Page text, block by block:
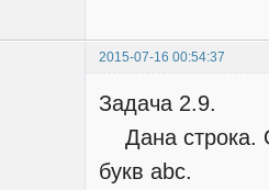
2015-07-16 00:54:37
Задача 2.9.
Дана строка.
букв abc.